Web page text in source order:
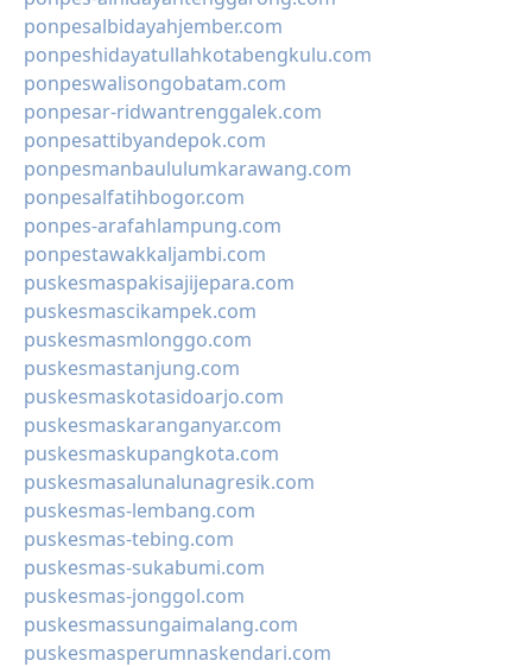
ponpesalbidayahjember.com
ponpeshidayatullahkotabengkulu.com
ponpeswalisongobatam.com
ponpesar-ridwantrenggalek.com
ponpesattibyandepok.com
ponpesmanbaululumkarawang.com
ponpesalfatihbogor.com
ponpes-arafahlampung.com
ponpestawakkaljambi.com
puskesmaspakisajijepara.com
puskesmascikampek.com
puskesmasmlonggo.com
puskesmastanjung.com
puskesmaskotasidoarjo.com
puskesmaskaranganyar.com
puskesmaskupangkota.com
puskesmasalunalunagresik.com
puskesmas-lembang.com
puskesmas-tebing.com
puskesmas-sukabumi.com
puskesmas-jonggol.com
puskesmassungaimalang.com
puskesmasperumnaskendari.com